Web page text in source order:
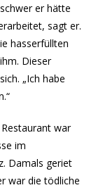
er hätte
sagt er.
hasserfüllten
Dieser
„Ich habe
war
im
Damals geriet
war die tödliche